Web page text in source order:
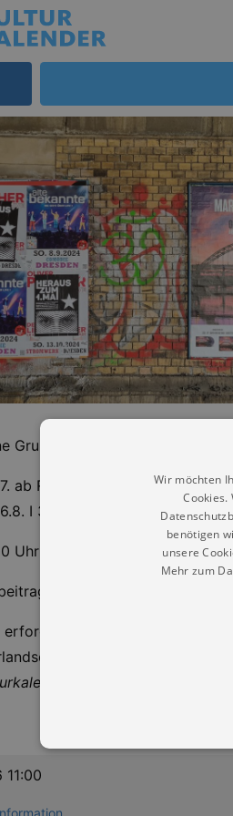
Gruler & Daniela Wittig
ab Rotem Haus Friedewald
I 30.8. | 6.9. I 20.9. | 4.10. I
Uhr
15,00 EUR pro Person
unter:
moritzburg.de oder
Dresden
11:00
Wir möchten
Cookies.
benötigen
unsere
Mehr zum